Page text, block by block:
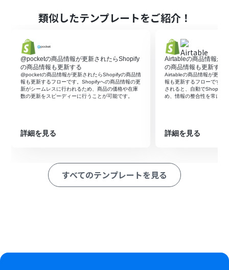
いったヒューマンエラーを防ぎ、確実な情報連携を実現し
■フローボットの流れ
はじめに、ShopifyとZoho MailをYoomと連携します
次に、トリガーでShopifyを選択し、「顧客情報が作成さ
れたら」というアクションを設定します
最後に、オペレーションでZoho Mailの「メールを送信」
アクションを設定し、条件に合致した場合に指定の内容で
※「トリガー」：フロー起動のきっかけとなるアクション、「オ
ペレーション」：トリガー起動後、フロー内で処理を行うアク
ールアドレスなど）を基に、通知を実行する条件を任意
類似したテンプレートをご紹介！
@pocketの商品情報が更新されたらShopify
の商品情報も更新する
@pocketの商品情報が更新されたらShopifyの商品情
報も更新するフローです。Shopifyへの商品情報の更
新がシームレスに行われるため、商品の価格や在庫
数の更新をスピーディーに行うことが可能です。
詳細を見る
Airtableの商品情報が
の商品情報も更新する
Airtableの商品情報が更新
報も更新するフローです。
されると、自動でShopify
め、情報の整合性を常に保
詳細を見る
すべてのテンプレートを見る